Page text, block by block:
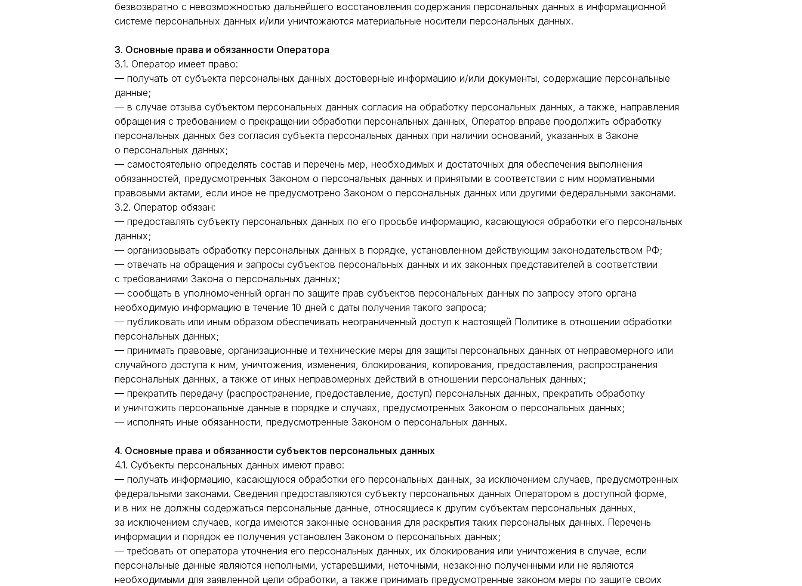
безвозвратно с невозможностью дальнейшего восстановления содержания персональных данных в информационной
системе персональных данных и/или уничтожаются материальные носители персональных данных.
3. Основные права и обязанности Оператора
3.1. Оператор имеет право:
— получать от субъекта персональных данных достоверные информацию и/или документы, содержащие персональные
данные;
— в случае отзыва субъектом персональных данных согласия на обработку персональных данных, а также, направления
обращения с требованием о прекращении обработки персональных данных, Оператор вправе продолжить обработку
персональных данных без согласия субъекта персональных данных при наличии оснований, указанных в Законе
о персональных данных;
— самостоятельно определять состав и перечень мер, необходимых и достаточных для обеспечения выполнения
обязанностей, предусмотренных Законом о персональных данных и принятыми в соответствии с ним нормативными
правовыми актами, если иное не предусмотрено Законом о персональных данных или другими федеральными законами.
3.2. Оператор обязан:
— предоставлять субъекту персональных данных по его просьбе информацию, касающуюся обработки его персональных
данных;
— организовывать обработку персональных данных в порядке, установленном действующим законодательством РФ;
— отвечать на обращения и запросы субъектов персональных данных и их законных представителей в соответствии
с требованиями Закона о персональных данных;
— сообщать в уполномоченный орган по защите прав субъектов персональных данных по запросу этого органа
необходимую информацию в течение 10 дней с даты получения такого запроса;
— публиковать или иным образом обеспечивать неограниченный доступ к настоящей Политике в отношении обработки
персональных данных;
— принимать правовые, организационные и технические меры для защиты персональных данных от неправомерного или
случайного доступа к ним, уничтожения, изменения, блокирования, копирования, предоставления, распространения
персональных данных, а также от иных неправомерных действий в отношении персональных данных;
— прекратить передачу (распространение, предоставление, доступ) персональных данных, прекратить обработку
и уничтожить персональные данные в порядке и случаях, предусмотренных Законом о персональных данных;
— исполнять иные обязанности, предусмотренные Законом о персональных данных.
4. Основные права и обязанности субъектов персональных данных
4.1. Субъекты персональных данных имеют право:
— получать информацию, касающуюся обработки его персональных данных, за исключением случаев, предусмотренных
федеральными законами. Сведения предоставляются субъекту персональных данных Оператором в доступной форме,
и в них не должны содержаться персональные данные, относящиеся к другим субъектам персональных данных,
за исключением случаев, когда имеются законные основания для раскрытия таких персональных данных. Перечень
информации и порядок ее получения установлен Законом о персональных данных;
— требовать от оператора уточнения его персональных данных, их блокирования или уничтожения в случае, если
персональные данные являются неполными, устаревшими, неточными, незаконно полученными или не являются
необходимыми для заявленной цели обработки, а также принимать предусмотренные законом меры по защите своих